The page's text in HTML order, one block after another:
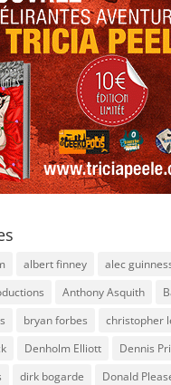
albert finney
alec
Anthony Asquith
bryan forbes
christopher
Denholm Elliott
Dennis
dirk bogarde
Donald